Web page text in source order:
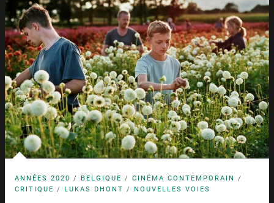
ANNÉES 2020 / BELGIQUE / CINÉMA CONTEMPORAIN
/
CRITIQUE / LUKAS DHONT / NOUVELLES VOIES